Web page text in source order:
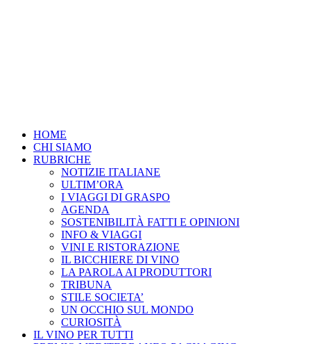
HOME
CHI SIAMO
RUBRICHE
NOTIZIE ITALIANE
ULTIM’ORA
I VIAGGI DI GRASPO
AGENDA
SOSTENIBILITÀ FATTI E OPINIONI
INFO & VIAGGI
VINI E RISTORAZIONE
IL BICCHIERE DI VINO
LA PAROLA AI PRODUTTORI
TRIBUNA
STILE SOCIETA’
UN OCCHIO SUL MONDO
CURIOSITÀ
IL VINO PER TUTTI